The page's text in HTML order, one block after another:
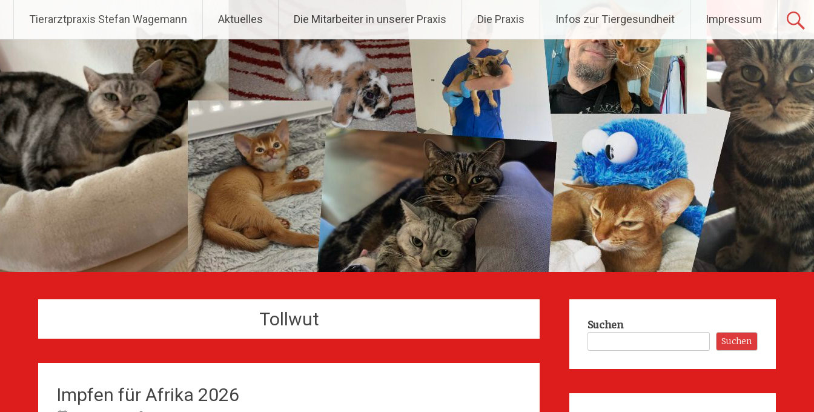
springen
Tierarztpraxis Stefan Wagemann
Tierarztpraxis Stefan Wagemann Aktuelles Die Mitarbeiter in unserer Praxis Die Praxis Infos zur Tiergesundheit Impressum
Tollwut
Impfen für Afrika 2026
Suchen
Suchen